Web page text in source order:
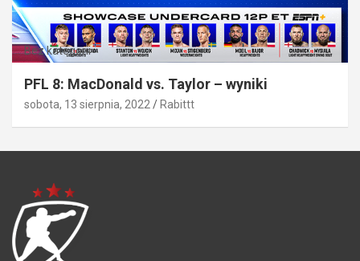
Bez kategorii
PFL 8: MacDonald vs. Taylor – wyniki
sobota, 13 sierpnia, 2022 Rabittt